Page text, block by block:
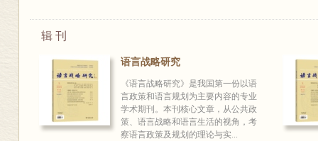
辑 刊
语言战略研究
《语言战略研究》是我国第一份以语
言政策和语言规划为主要内容的专业
学术期刊。本刊核心文章，从公共政
策、语言战略和语言生活的视角，考
察语言政策及规划的理论与实...